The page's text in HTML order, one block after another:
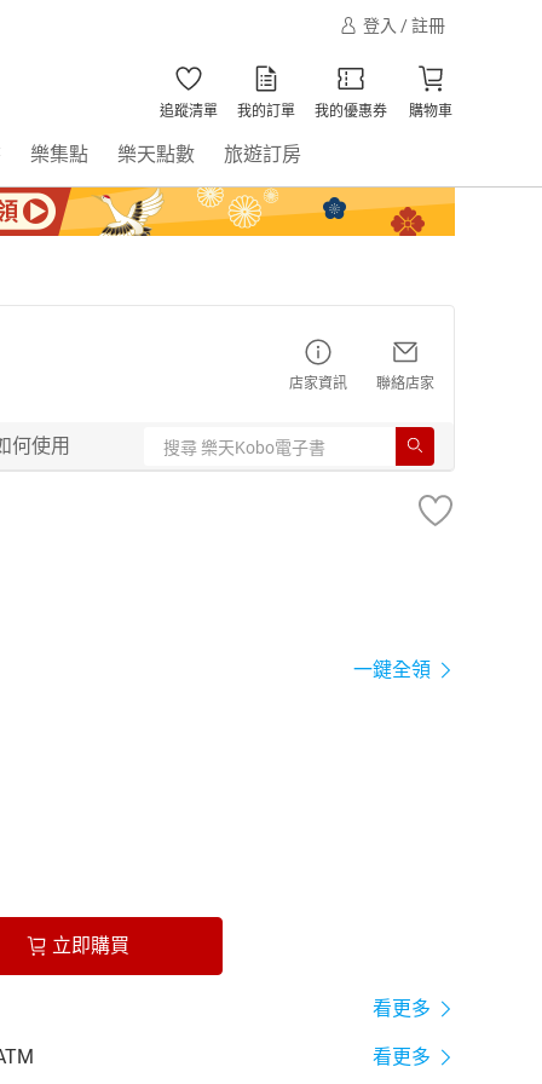
登入 / 註冊
追蹤清單 我的訂單 我的優惠券 購物車
樂集點 樂天點數 旅遊訂房
店家資訊 聯絡店家
何使用
一鍵全領
立即購買
看更多
看更多